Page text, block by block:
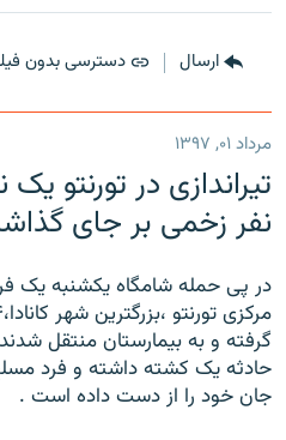
ارسال دسترسی بدون
مرداد ۰۱, ۱۳۹۷
نفر زخمی بر جای
در پی حمله شامگاه یکشنبه یک
گرفته و به بیمارستان منتقل
حادثه یک کشته داشته و فرد
جان خود را از دست داده است .